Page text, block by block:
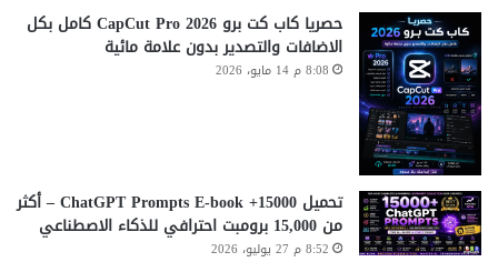
حصريا كاب كت برو CapCut Pro 2026 كامل بكل
الاضافات والتصدير بدون علامة مائية
8:08 م 14 مايو، 2026
تحميل 15000+ ChatGPT Prompts E-book – أكثر
من 15,000 برومبت احترافي للذكاء الاصطناعي
8:52 م 27 يوليو، 2026